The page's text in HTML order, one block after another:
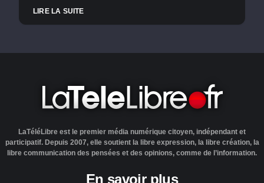
LIRE LA SUITE
LaTéléLibre est le premier média numérique citoyen, indépendant et
participatif. Depuis 2007, elle soutient la libre expression, la libre création, la
libre communication des pensées et des opinions, comme de l’information.
En savoir plus